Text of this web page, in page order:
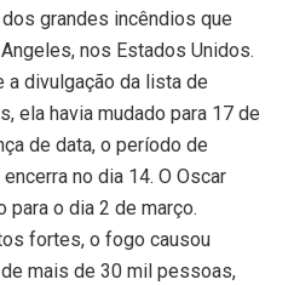
grandes incêndios que
nos Estados Unidos.
a divulgação da lista de
ela havia mudado para 17 de
de data, o período de
no dia 14. O Oscar
para o dia 2 de março.
fortes, o fogo causou
mais de 30 mil pessoas,